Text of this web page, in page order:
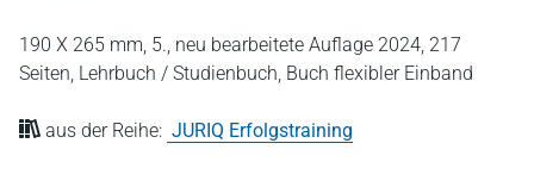
190 X 265 mm, 5., neu bearbeitete Auflage 2024, 217
Seiten, Lehrbuch / Studienbuch, Buch flexibler Einband
aus der Reihe: JURIQ Erfolgstraining